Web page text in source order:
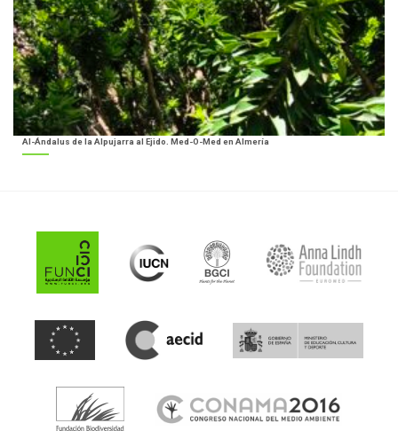
Al-Ándalus de la Alpujarra al Ejido. Med-O-Med en Almería